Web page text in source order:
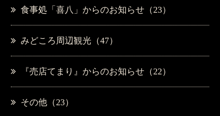
食事処「喜八」からのお知らせ（23）
みどころ周辺観光（47）
『売店てまり』からのお知らせ（22）
その他（23）